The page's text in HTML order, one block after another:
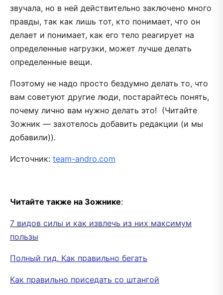
звучала, но в ней действительно заключено много
правды, так как лишь тот, кто понимает, что он
делает и понимает, как его тело реагирует на
определенные нагрузки, может лучше делать
определенные вещи.
Поэтому не надо просто бездумно делать то, что
вам советуют другие люди, постарайтесь понять,
почему лично вам нужно делать это! (Читайте
Зожник — захотелось добавить редакции (и мы
добавили)).
Источник: team-andro.com
Читайте также на Зожнике:
7 видов силы и как извлечь из них максимум
пользы
Полный гид. Как правильно бегать
Как правильно приседать со штангой